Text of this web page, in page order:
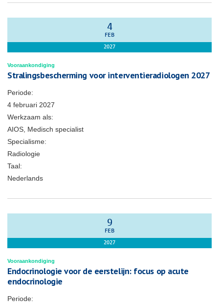
4
FEB
2027
Vooraankondiging
Stralingsbescherming voor interventieradiologen 2027
Periode:
4 februari 2027
Werkzaam als:
AIOS, Medisch specialist
Specialisme:
Radiologie
Taal:
Nederlands
9
FEB
2027
Vooraankondiging
Endocrinologie voor de eerstelijn: focus op acute
endocrinologie
Periode: